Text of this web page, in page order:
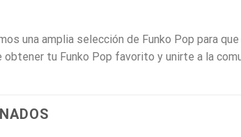
una amplia selección de Funko Pop para
obtener tu Funko Pop favorito y unirte a la